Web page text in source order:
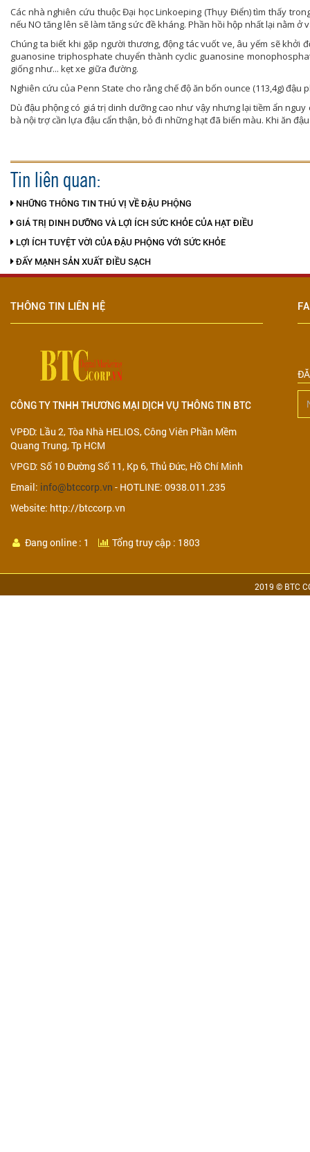
Các nhà nghiên cứu thuộc Đại học Linkoeping (Thụy Điển) tìm thấy
nếu NO tăng lên sẽ làm tăng sức đề kháng. Phần hồi hộp nhất lại nằm ở
Chúng ta biết khi gặp người thương, động tác vuốt ve, âu yếm sẽ
guanosine triphosphate chuyển thành cyclic guanosine
giống như... kẹt xe giữa đường.
Nghiên cứu của Penn State cho rằng chế độ ăn bốn ounce (113,4g)
Dù đậu phộng có giá trị dinh dưỡng cao như vậy nhưng lại tiềm ẩn
bà nội trợ cần lựa đậu cẩn thận, bỏ đi những hạt đã biến màu. Khi ăn
Tin liên quan:
NHỮNG THÔNG TIN THÚ VỊ VỀ ĐẬU PHỘNG
GIÁ TRỊ DINH DƯỠNG VÀ LỢI ÍCH SỨC KHỎE CỦA HẠT ĐIỀU
LỢI ÍCH TUYỆT VỜI CỦA ĐẬU PHỘNG VỚI SỨC KHỎE
ĐẨY MẠNH SẢN XUẤT ĐIỀU SẠCH
THÔNG TIN LIÊN HỆ
CÔNG TY TNHH THƯƠNG MẠI DỊCH VỤ THÔNG TIN BTC
VPĐD: Lầu 2, Tòa Nhà HELIOS, Công Viên Phần Mềm
Quang Trung, Tp HCM
VPGD: Số 10 Đường Số 11, Kp 6, Thủ Đức, Hồ Chí Minh
Email: info@btccorp.vn - HOTLINE: 0938.011.235
Website: http://btccorp.vn
Đang online : 1 Tổng truy cập : 1803
2019 © BTC